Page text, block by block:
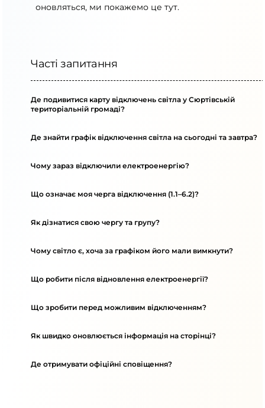
оновляться, ми покажемо це тут.
Часті запитання
Де подивитися карту відключень світла у Сюртівській
територіальній громаді?
Де знайти графік відключення світла на сьогодні та завтра?
Чому зараз відключили електроенергію?
Що означає моя черга відключення (1.1–6.2)?
Як дізнатися свою чергу та групу?
Чому світло є, хоча за графіком його мали вимкнути?
Що робити після відновлення електроенергії?
Що зробити перед можливим відключенням?
Як швидко оновлюється інформація на сторінці?
Де отримувати офіційні сповіщення?